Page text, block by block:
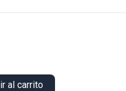
al carrito